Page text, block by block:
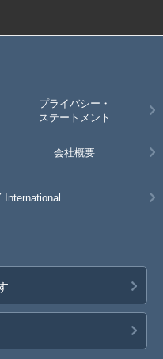
プライバシー・
ステートメント
会社概要
International